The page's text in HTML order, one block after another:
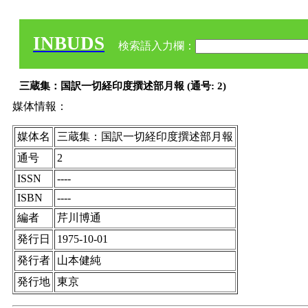
INBUDS 検索語入力欄：
三蔵集：国訳一切経印度撰述部月報 (通号: 2)
媒体情報：
媒体名
三蔵集：国訳一切経印度撰述部月報
通号
2
ISSN
----
ISBN
----
編者
芹川博通
発行日
1975-10-01
発行者
山本健純
発行地 東京